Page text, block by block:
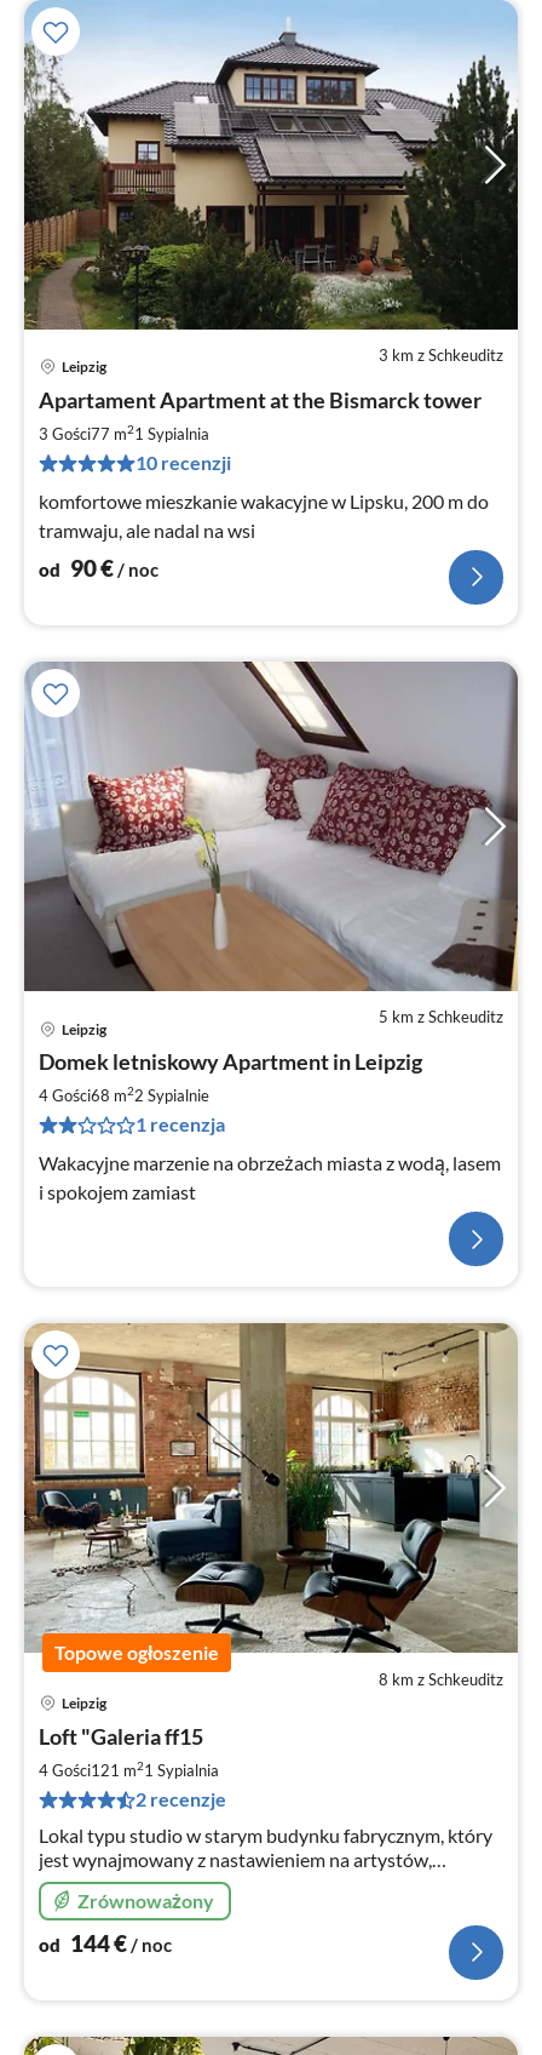
3 km z Schkeuditz
Leipzig
Apartament Apartment at the Bismarck tower
3 Gości77 m21 Sypialnia
10 recenzji
komfortowe mieszkanie wakacyjne w Lipsku, 200 m do
tramwaju, ale nadal na wsi
od 90€/ noc
5 km z Schkeuditz
Leipzig
Domek letniskowy Apartment in Leipzig
4 Gości68 m22 Sypialnie
1 recenzja
Wakacyjne marzenie na obrzeżach miasta z wodą, lasem
i spokojem zamiast
Topowe ogłoszenie
8 km z Schkeuditz
Leipzig
Loft "Galeria ff15
4 Gości121 m21 Sypialnia
2 recenzje
Lokal typu studio w starym budynku fabrycznym, który
jest wynajmowany z nastawieniem na artystów,
entuzjastów sztuki, ludzi kultury oraz miłośników
architektury & designu
Zrównoważony
od 144€/ noc